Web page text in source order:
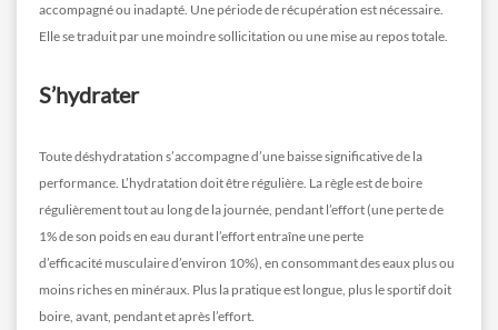
accompagné ou inadapté. Une période de récupération est nécessaire.
Elle se traduit par une moindre sollicitation ou une mise au repos totale.
S’hydrater
Toute déshydratation s’accompagne d’une baisse significative de la
performance. L’hydratation doit être régulière. La règle est de boire
régulièrement tout au long de la journée, pendant l’effort (une perte de
1% de son poids en eau durant l’effort entraîne une perte
d’efficacité musculaire d’environ 10%), en consommant des eaux plus ou
moins riches en minéraux. Plus la pratique est longue, plus le sportif doit
boire, avant, pendant et après l’effort.